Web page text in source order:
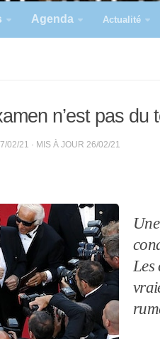
Agenda Actualité
n’est pas du
02/21 · MIS À JOUR 26/02/21